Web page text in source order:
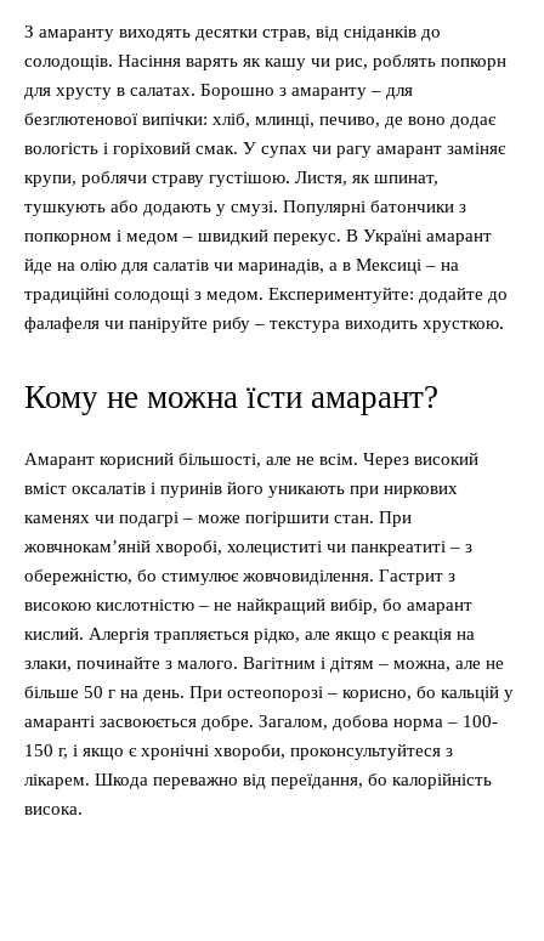
З амаранту виходять десятки страв, від сніданків до
солодощів. Насіння варять як кашу чи рис, роблять попкорн
для хрусту в салатах. Борошно з амаранту – для
безглютенової випічки: хліб, млинці, печиво, де воно додає
вологість і горіховий смак. У супах чи рагу амарант заміняє
крупи, роблячи страву густішою. Листя, як шпинат,
тушкують або додають у смузі. Популярні батончики з
попкорном і медом – швидкий перекус. В Україні амарант
йде на олію для салатів чи маринадів, а в Мексиці – на
традиційні солодощі з медом. Експериментуйте: додайте до
фалафеля чи паніруйте рибу – текстура виходить хрусткою.
Кому не можна їсти амарант?
Амарант корисний більшості, але не всім. Через високий
вміст оксалатів і пуринів його уникають при ниркових
каменях чи подагрі – може погіршити стан. При
жовчнокам’яній хворобі, холециститі чи панкреатиті – з
обережністю, бо стимулює жовчовиділення. Гастрит з
високою кислотністю – не найкращий вибір, бо амарант
кислий. Алергія трапляється рідко, але якщо є реакція на
злаки, починайте з малого. Вагітним і дітям – можна, але не
більше 50 г на день. При остеопорозі – корисно, бо кальцій у
амаранті засвоюється добре. Загалом, добова норма – 100-
150 г, і якщо є хронічні хвороби, проконсультуйтеся з
лікарем. Шкода переважно від переїдання, бо калорійність
висока.